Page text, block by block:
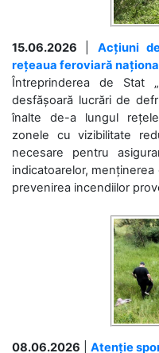
15.06.2026
Acțiuni
rețeaua feroviară
Întreprinderea de Stat
desfășoară lucrări de
înalte de-a lungul
zonele cu vizibilitate
necesare pentru
indicatoarelor,
prevenirea incendiilor
08.06.2026
Atenție